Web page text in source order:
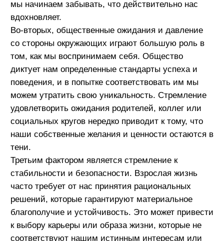
защищенности.
жизненный опыт, который может изменить наше
восприятие мира. Мы сталкиваемся с
разочарованиями, потерями и неудачами, которые
цели. Иногда эти переживания приводят к тому,
что мы начинаем сомневаться в своих
Как не потерять себя во
взрослой жизни: 7 советов
Несмотря на все эти вызовы, важно помнить, что
потеря себя не является необратимым процессом.
Восстановление связи с собственными
интересами и ценностями возможно через
Поддерживайте связь с вашими интересами.
Уделяйте время тому, что приносит вам радость и
вдохновение. Это может быть хобби, которым вы
которые вызывают интерес сейчас. Регулярное
занятие любимыми делами помогает
поддерживать связь с собой
Практикуйте саморефлексию.
Регулярно размышляйте о своих целях, ценностях
и желаниях. Ведите дневник или просто